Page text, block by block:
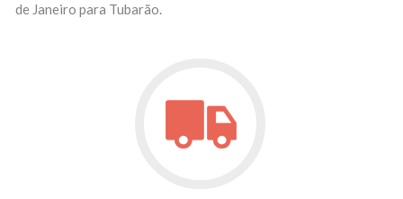
de Janeiro para Tubarão.